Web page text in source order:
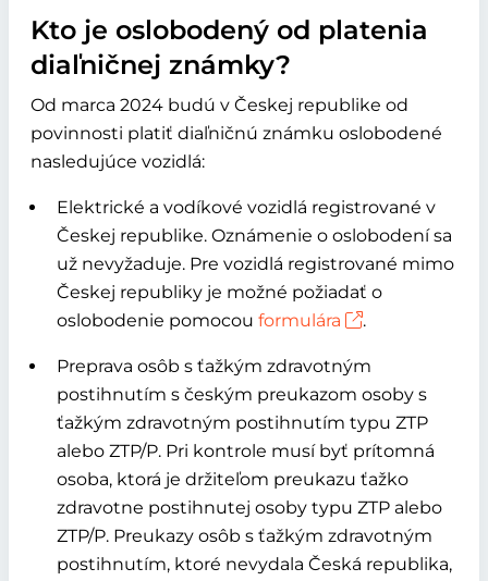
Kto je oslobodený od platenia
diaľničnej známky?
Od marca 2024 budú v Českej republike od
povinnosti platiť diaľničnú známku oslobodené
nasledujúce vozidlá:
Elektrické a vodíkové vozidlá registrované v
Českej republike. Oznámenie o oslobodení sa
už nevyžaduje. Pre vozidlá registrované mimo
Českej republiky je možné požiadať o
oslobodenie pomocou formulára .
Preprava osôb s ťažkým zdravotným
postihnutím s českým preukazom osoby s
ťažkým zdravotným postihnutím typu ZTP
alebo ZTP/P. Pri kontrole musí byť prítomná
osoba, ktorá je držiteľom preukazu ťažko
zdravotne postihnutej osoby typu ZTP alebo
ZTP/P. Preukazy osôb s ťažkým zdravotným
postihnutím, ktoré nevydala Česká republika,